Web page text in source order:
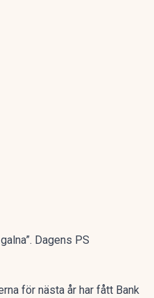
Dagens PS
för nästa år har fått Bank